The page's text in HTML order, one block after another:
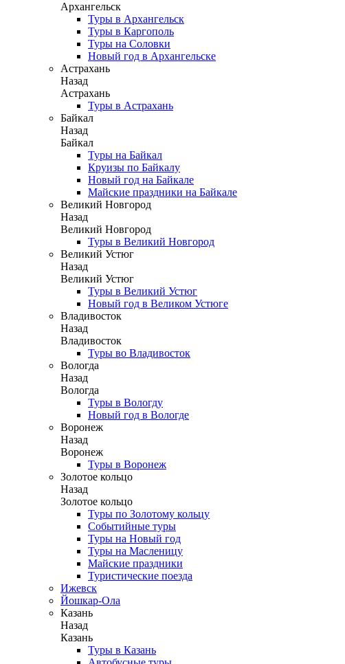
Архангельск
Туры в Архангельск
Туры в Каргополь
Туры на Соловки
Новый год в Архангельске
Астрахань
Назад
Астрахань
Туры в Астрахань
Байкал
Назад
Байкал
Туры на Байкал
Круизы по Байкалу
Новый год на Байкале
Майские праздники на Байкале
Великий Новгород
Назад
Великий Новгород
Туры в Великий Новгород
Великий Устюг
Назад
Великий Устюг
Туры в Великий Устюг
Новый год в Великом Устюге
Владивосток
Назад
Владивосток
Туры во Владивосток
Вологда
Назад
Вологда
Туры в Вологду
Новый год в Вологде
Воронеж
Назад
Воронеж
Туры в Воронеж
Золотое кольцо
Назад
Золотое кольцо
Туры по Золотому кольцу
Событийные туры
Туры на Новый год
Туры на Масленицу
Майские праздники
Туристические поезда
Ижевск
Йошкар-Ола
Казань
Назад
Казань
Туры в Казань